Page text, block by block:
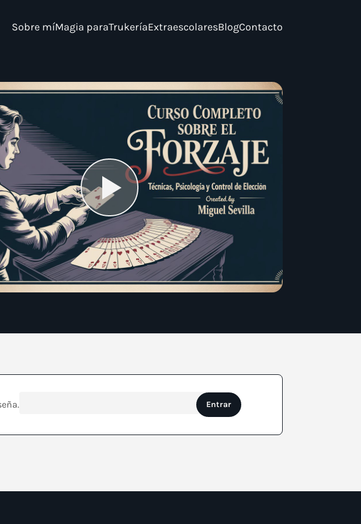
Sobre míMagia paraTrukeríaExtraescolaresBlogContacto